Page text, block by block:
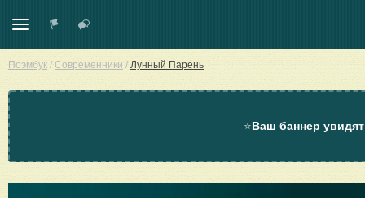
Поэмбук / Современники / Лунный Парень
⭐Ваш баннер